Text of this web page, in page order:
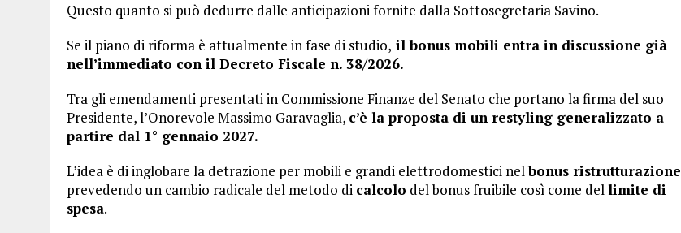
Questo quanto si può dedurre dalle anticipazioni fornite dalla Sottosegretaria Savino.
Se il piano di riforma è attualmente in fase di studio, il bonus mobili entra in discussione già
nell’immediato con il Decreto Fiscale n. 38/2026.
Tra gli emendamenti presentati in Commissione Finanze del Senato che portano la firma del suo
Presidente, l’Onorevole Massimo Garavaglia, c’è la proposta di un restyling generalizzato a
partire dal 1° gennaio 2027.
L’idea è di inglobare la detrazione per mobili e grandi elettrodomestici nelbonus ristrutturazione
prevedendo un cambio radicale del metodo di calcolo del bonus fruibile così come dellimite di
spesa.